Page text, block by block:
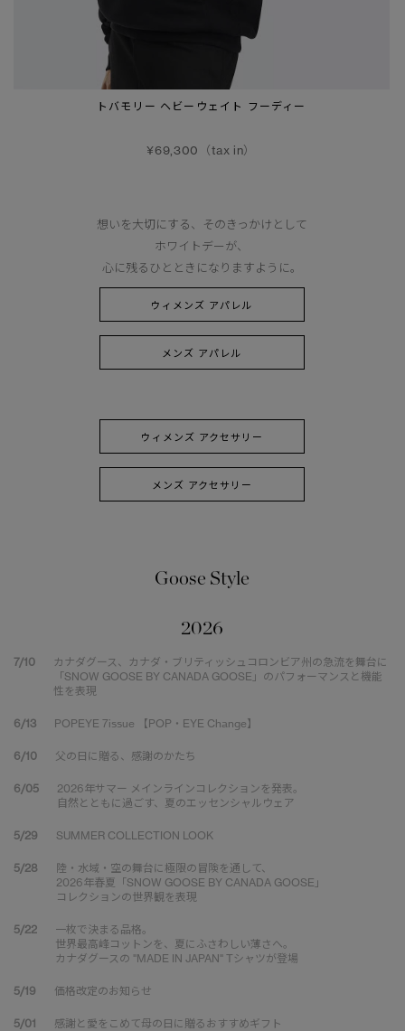
トバモリー ヘビーウェイト フーディー
¥69,300（tax in）
想いを大切にする、そのきっかけとして
ホワイトデーが、
心に残るひとときになりますように。
ウィメンズ アパレル
メンズ アパレル
ウィメンズ アクセサリー
メンズ アクセサリー
Goose Style
2026
7/10
カナダグース、カナダ・ブリティッシュコロンビア州の急流を舞台に
「SNOW GOOSE BY CANADA GOOSE」のパフォーマンスと機能
性を表現
6/13 POPEYE 7issue 【POP・EYE Change】
6/10 父の日に贈る、感謝のかたち
6/05
2026年サマー メインラインコレクションを発表。
自然とともに過ごす、夏のエッセンシャルウェア
5/29 SUMMER COLLECTION LOOK
5/28
陸・水域・空の舞台に極限の冒険を通して、
2026年春夏「SNOW GOOSE BY CANADA GOOSE」
コレクションの世界観を表現
5/22
一枚で決まる品格。
世界最高峰コットンを、夏にふさわしい薄さへ。
カナダグースの "MADE IN JAPAN" Tシャツが登場
5/19 価格改定のお知らせ
5/01 感謝と愛をこめて母の日に贈るおすすめギフト